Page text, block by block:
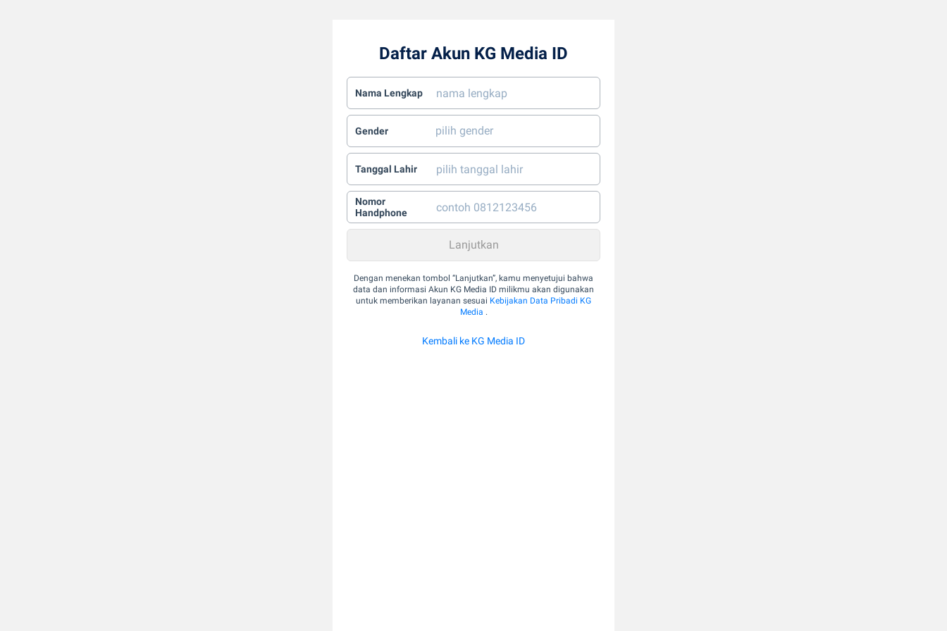
Daftar Akun KG Media ID
Nama Lengkap
Gender
Tanggal Lahir
Nomor
Handphone
Dengan menekan tombol “Lanjutkan”, kamu menyetujui bahwa
data dan informasi Akun KG Media ID milikmu akan digunakan
untuk memberikan layanan sesuai Kebijakan Data Pribadi KG
Media .
Kembali ke KG Media ID